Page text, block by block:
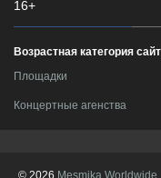
16+
Возрастная категория
Площадки
Концертные агенства